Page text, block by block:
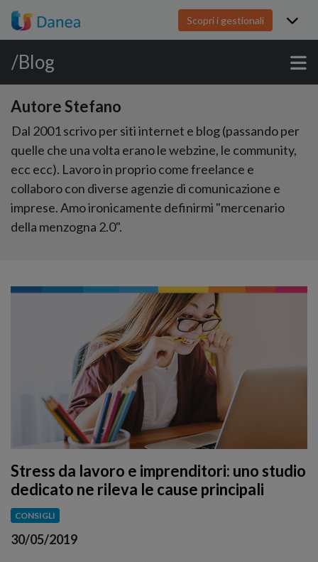
Scopri i gestionali
/Blog
Autore Stefano
Dal 2001 scrivo per siti internet e blog (passando per
quelle che una volta erano le webzine, le community,
ecc ecc). Lavoro in proprio come freelance e
collaboro con diverse agenzie di comunicazione e
imprese. Amo ironicamente definirmi "mercenario
della menzogna 2.0".
Stress da lavoro e imprenditori: uno studio
dedicato ne rileva le cause principali
CONSIGLI
30/05/2019